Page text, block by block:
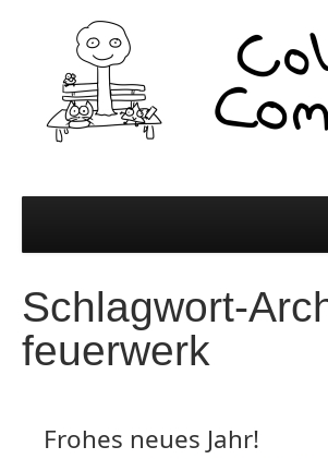
Comics
Colibri Wissen
Spiel und Spaß
Schlagwort-
feuerwerk
Frohes neues Jahr!